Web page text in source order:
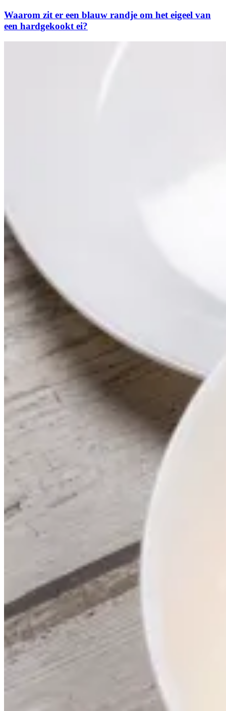
Waarom zit er een blauw randje om het eigeel van
een hardgekookt ei?